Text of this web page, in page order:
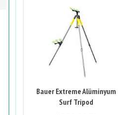
Bauer Extreme Alüminyum
Surf Tripod